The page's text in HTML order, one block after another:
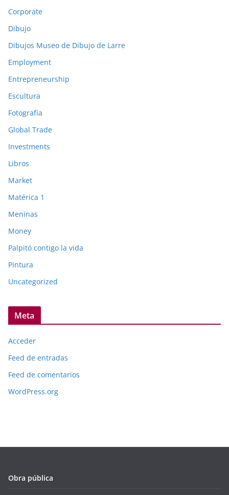
Corporate
Dibujo
Dibujos Museo de Dibujo de Larre
Employment
Entrepreneurship
Escultura
Fotografía
Global Trade
Investments
Libros
Market
Matérica 1
Meninas
Money
Palpitó contigo la vida
Pintura
Uncategorized
Meta
Acceder
Feed de entradas
Feed de comentarios
WordPress.org
Obra pública